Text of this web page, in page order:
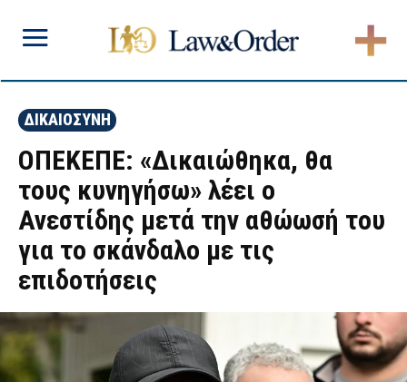
ΔΙΚΑΙΟΣΥΝΗ
ΟΠΕΚΕΠΕ: «Δικαιώθηκα, θα
τους κυνηγήσω» λέει ο
Ανεστίδης μετά την αθώωσή του
για το σκάνδαλο με τις
επιδοτήσεις